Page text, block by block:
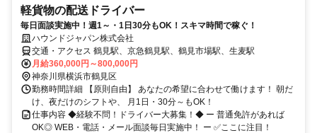
軽貨物の配送ドライバー
毎日面談実施中！週1～・1日30分もOK！スキマ時間で稼ぐ！
ハウンドジャパン株式会社
交通・アクセス 鶴見駅、京急鶴見駅、鶴見市場駅、生麦駅
月給360,000円～800,000円
神奈川県横浜市鶴見区
勤務時間詳細 【原則自由】 あなたの希望に合わせて働けます！ 朝だ
け、夜だけのシフトや、 月1日・30分～もOK！
仕事内容 ◆経験不問！ドライバー大募集！◆ ー 普通免許があれば
OK◎ WEB・電話・メール面談毎日実施中！ ー ✅ここに注目！